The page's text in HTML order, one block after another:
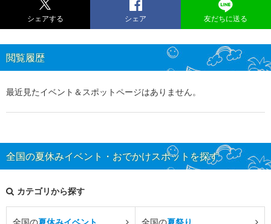
シェアする シェア 友だちに送る
閲覧履歴
最近見たイベント＆スポットページはありません。
全国の夏休みイベント・おでかけスポットを探す
カテゴリから探す